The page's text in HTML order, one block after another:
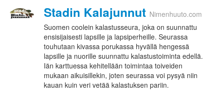
Stadin Kalajunnut Nimenhuuto.com
Suomen coolein kalastusseura, joka on suunnattu
ensisijaisesti lapsille ja lapsiperheille. Seurassa
touhutaan kivassa porukassa hyvällä hengessä
lapsille ja nuorille suunnattu kalastustoiminta edellä.
Iän karttuessa kehitellään toimintaa toiveiden
mukaan aikuisillekin, joten seurassa voi pysyä niin
kauan kuin veri vetää kalastuksen pariin.